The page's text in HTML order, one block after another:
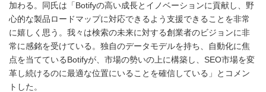
加わる。同氏は「Botifyの高い成長とイノベーションに貢献し、野
心的な製品ロードマップに対応できるよう支援できることを非常
に嬉しく思う。我々は検索の未来に対する創業者のビジョンに非
常に感銘を受けている。独自のデータモデルを持ち、自動化に焦
点を当てているBotifyが、市場の勢いの上に構築し、SEO市場を変
革し続けるのに最適な位置にいることを確信している」とコメン
トした。